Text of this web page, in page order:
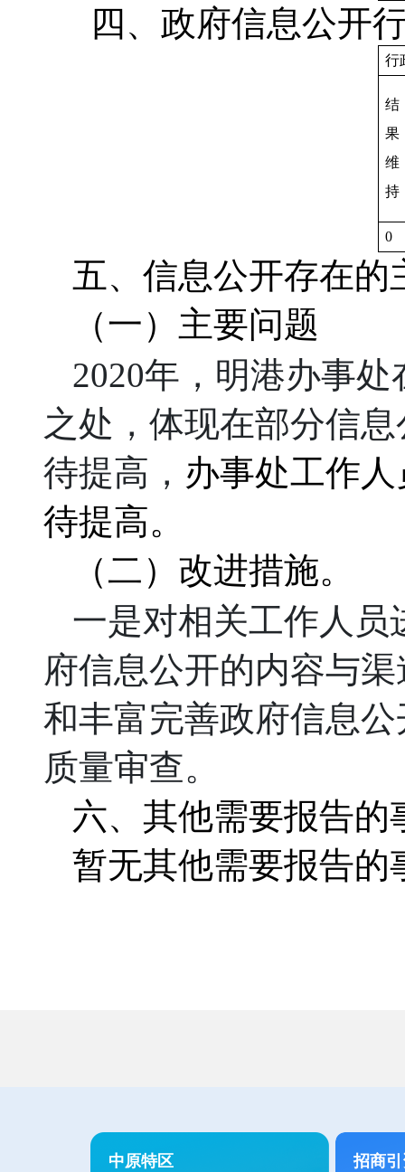
四、政府信息公开
行
结
果
维
持
0
五、信息公开存在
（一）主要问题
2020年， 明港办事处
之处，体现在部分信
待提高 ， 办事处工作
待提高。
（二） 改进措施。
一是对相关工作人员
府信息公开的内容与
和丰富完善政府信息
质量审查。
六、其他需要报告的
暂无其他需要报告的
中原特区 招商